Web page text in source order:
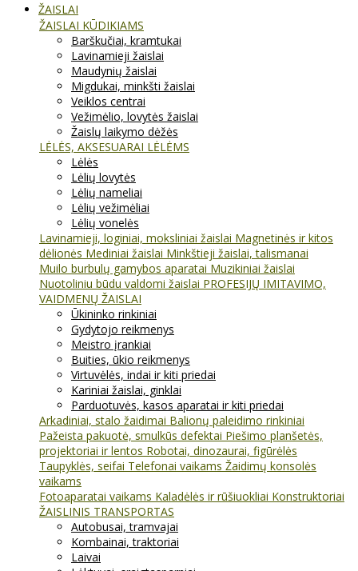
ŽAISLAI
ŽAISLAI KŪDIKIAMS
Barškučiai, kramtukai
Lavinamieji žaislai
Maudynių žaislai
Migdukai, minkšti žaislai
Veiklos centrai
Vežimėlio, lovytės žaislai
Žaislų laikymo dėžės
LĖLĖS, AKSESUARAI LĖLĖMS
Lėlės
Lėlių lovytės
Lėlių nameliai
Lėlių vežimėliai
Lėlių vonelės
Lavinamieji, loginiai, moksliniai žaislai Magnetinės ir kitos
dėlionės Mediniai žaislai Minkštieji žaislai, talismanai
Muilo burbulų gamybos aparatai Muzikiniai žaislai
Nuotoliniu būdu valdomi žaislai PROFESIJŲ IMITAVIMO,
VAIDMENŲ ŽAISLAI
Ūkininko rinkiniai
Gydytojo reikmenys
Meistro įrankiai
Buities, ūkio reikmenys
Virtuvėlės, indai ir kiti priedai
Kariniai žaislai, ginklai
Parduotuvės, kasos aparatai ir kiti priedai
Arkadiniai, stalo žaidimai Balionų paleidimo rinkiniai
Pažeista pakuotė, smulkūs defektai Piešimo planšetės,
projektoriai ir lentos Robotai, dinozaurai, figūrėlės
Taupyklės, seifai Telefonai vaikams Žaidimų konsolės
vaikams
Fotoaparatai vaikams Kaladėlės ir rūšiuokliai Konstruktoriai
ŽAISLINIS TRANSPORTAS
Autobusai, tramvajai
Kombainai, traktoriai
Laivai